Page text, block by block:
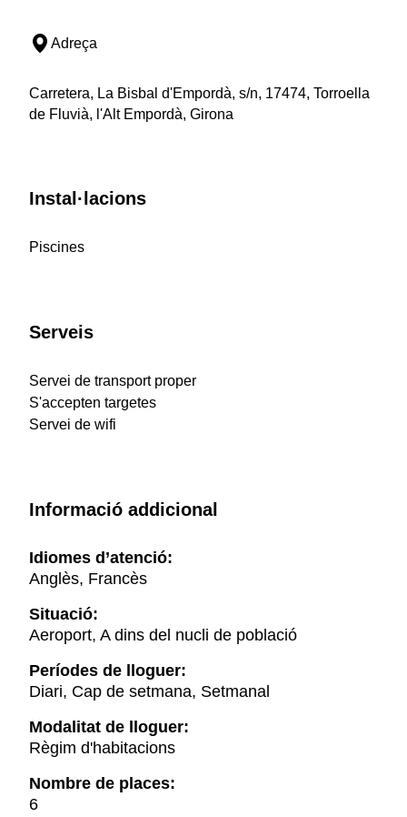
Adreça
Carretera, La Bisbal d'Empordà, s/n, 17474, Torroella
de Fluvià, l'Alt Empordà, Girona
Instal·lacions
Piscines
Serveis
Servei de transport proper
S'accepten targetes
Servei de wifi
Informació addicional
Idiomes d’atenció:
Anglès, Francès
Situació:
Aeroport, A dins del nucli de població
Períodes de lloguer:
Diari, Cap de setmana, Setmanal
Modalitat de lloguer:
Règim d'habitacions
Nombre de places:
6